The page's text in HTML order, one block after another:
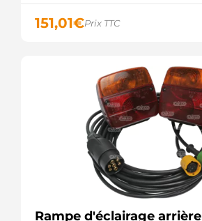
151,01€Prix TTC
Rampe d'éclairage arrière